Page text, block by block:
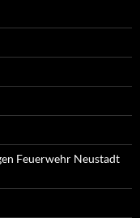
Feuerwehr Neustadt